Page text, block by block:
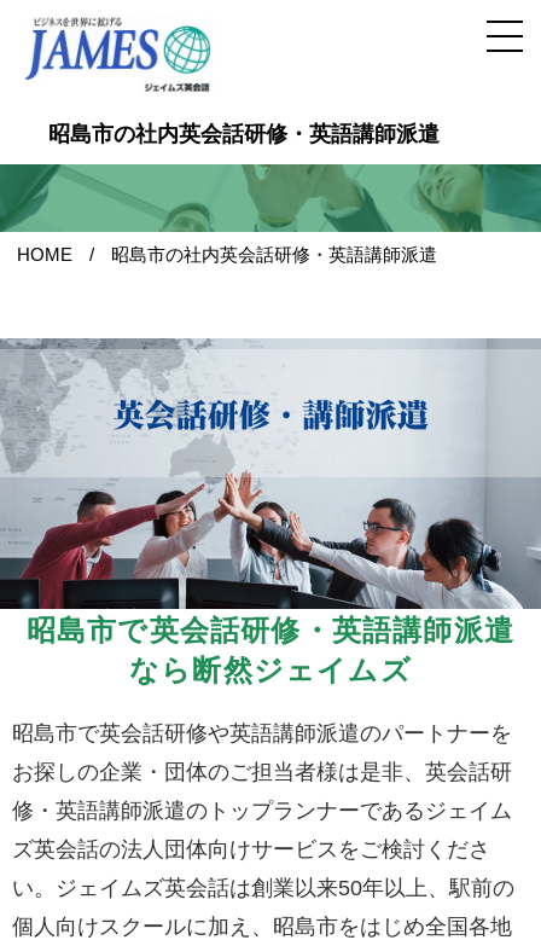
昭島市の社内英会話研修・英語講師派遣
HOME 昭島市の社内英会話研修・英語講師派遣
昭島市で英会話研修・英語講師派遣
なら断然ジェイムズ
昭島市で英会話研修や英語講師派遣のパートナーを
お探しの企業・団体のご担当者様は是非、英会話研
修・英語講師派遣のトップランナーであるジェイム
ズ英会話の法人団体向けサービスをご検討くださ
い。ジェイムズ英会話は創業以来50年以上、駅前の
個人向けスクールに加え、昭島市をはじめ全国各地